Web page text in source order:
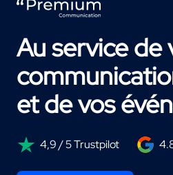
Au service de
et de vos
4,9 / 5 Trustpilot